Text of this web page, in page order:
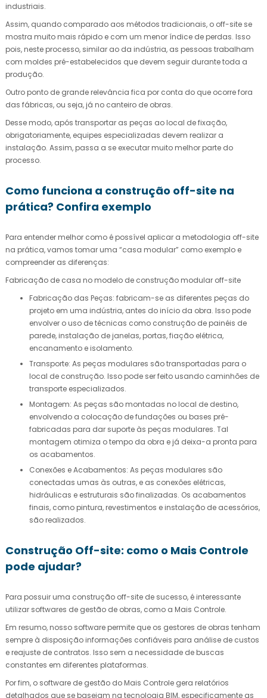
industriais.
Assim, quando comparado aos métodos tradicionais, o off-site se
mostra muito mais rápido e com um menor índice de perdas. Isso
pois, neste processo, similar ao da indústria, as pessoas trabalham
com moldes pré-estabelecidos que devem seguir durante toda a
produção.
Outro ponto de grande relevância fica por conta do que ocorre fora
das fábricas, ou seja, já no canteiro de obras.
Desse modo, após transportar as peças ao local de fixação,
obrigatoriamente, equipes especializadas devem realizar a
instalação. Assim, passa a se executar muito melhor parte do
processo.
Como funciona a construção off-site na
prática? Confira exemplo
Para entender melhor como é possível aplicar a metodologia off-site
na prática, vamos tomar uma “casa modular” como exemplo e
compreender as diferenças:
Fabricação de casa no modelo de construção modular off-site
Fabricação das Peças: fabricam-se as diferentes peças do
projeto em uma indústria, antes do início da obra. Isso pode
envolver o uso de técnicas como construção de painéis de
parede, instalação de janelas, portas, fiação elétrica,
encanamento e isolamento.
Transporte: As peças modulares são transportadas para o
local de construção. Isso pode ser feito usando caminhões de
transporte especializados.
Montagem: As peças são montadas no local de destino,
envolvendo a colocação de fundações ou bases pré-
fabricadas para dar suporte às peças modulares. Tal
montagem otimiza o tempo da obra e já deixa-a pronta para
os acabamentos.
Conexões e Acabamentos: As peças modulares são
conectadas umas às outras, e as conexões elétricas,
hidráulicas e estruturais são finalizadas. Os acabamentos
finais, como pintura, revestimentos e instalação de acessórios,
são realizados.
Construção Off-site: como o Mais Controle
pode ajudar?
Para possuir uma construção off-site de sucesso, é interessante
utilizar softwares de gestão de obras, como a Mais Controle.
Em resumo, nosso software permite que os gestores de obras tenham
sempre à disposição informações confiáveis para análise de custos
e reajuste de contratos. Isso sem a necessidade de buscas
constantes em diferentes plataformas.
Por fim, o software de gestão do Mais Controle gera relatórios
detalhados que se baseiam na tecnologia BIM, especificamente as